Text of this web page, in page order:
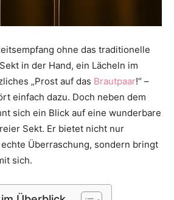
Thema
Hochzeit
ohne das traditionelle
in der Hand, ein Lächeln im
„Prost auf das Brautpaar!“ –
einfach dazu. Doch neben dem
sich ein Blick auf eine wunderbare
Sekt. Er bietet nicht nur
Überraschung, sondern bringt
sich.